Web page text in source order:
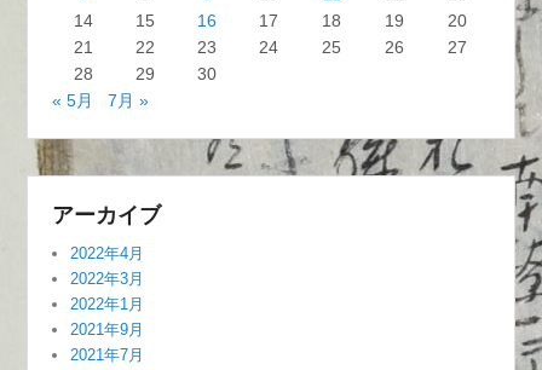
14
15 16 17 18 19
20
21
22 23 24 25 26
27
28
29
30
« 5月
7月 »
アーカイブ
2022年4月
2022年3月
2022年1月
2021年9月
2021年7月